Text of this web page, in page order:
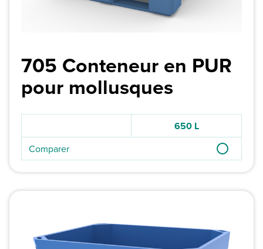
705 Conteneur en PUR
pour mollusques
650 L
Comparer